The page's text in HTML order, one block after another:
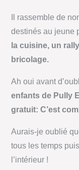
Il rassemble de
destinés au jeune
la cuisine, un
bricolage.
Ah oui avant
enfants de Pully
gratuit: C’est
Aurais-je oublié
tous les temps
l’intérieur !